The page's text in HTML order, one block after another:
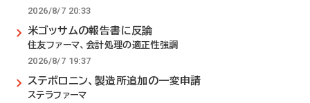
2026/8/7 20:33
米ゴッサムの報告書に反論
住友ファーマ、会計処理の適正性強調
2026/8/7 19:37
ステボロニン、製造所追加の一変申請
ステラファーマ